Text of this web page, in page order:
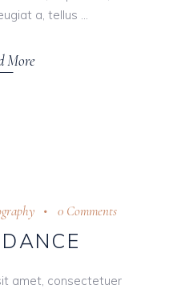
a, tellus
More
0 Comments
amet, consectetuer